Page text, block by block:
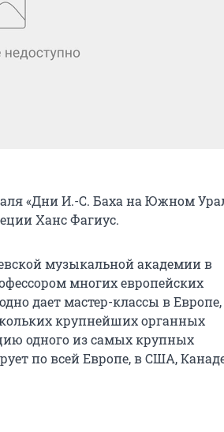
«Дни И.-С. Баха на Южном
Ханс Фагиус.
музыкальной академии в
многих европейских
дает мастер-классы в Европе,
крупнейших органных
одного из самых крупных
по всей Европе, в США,